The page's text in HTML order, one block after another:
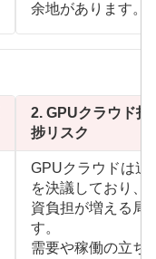
余地があります。
2. GPUクラウド投
捗リスク
GPUクラウドは追
を決議しており、
資負担が増える局
す。
需要や稼働の立ち